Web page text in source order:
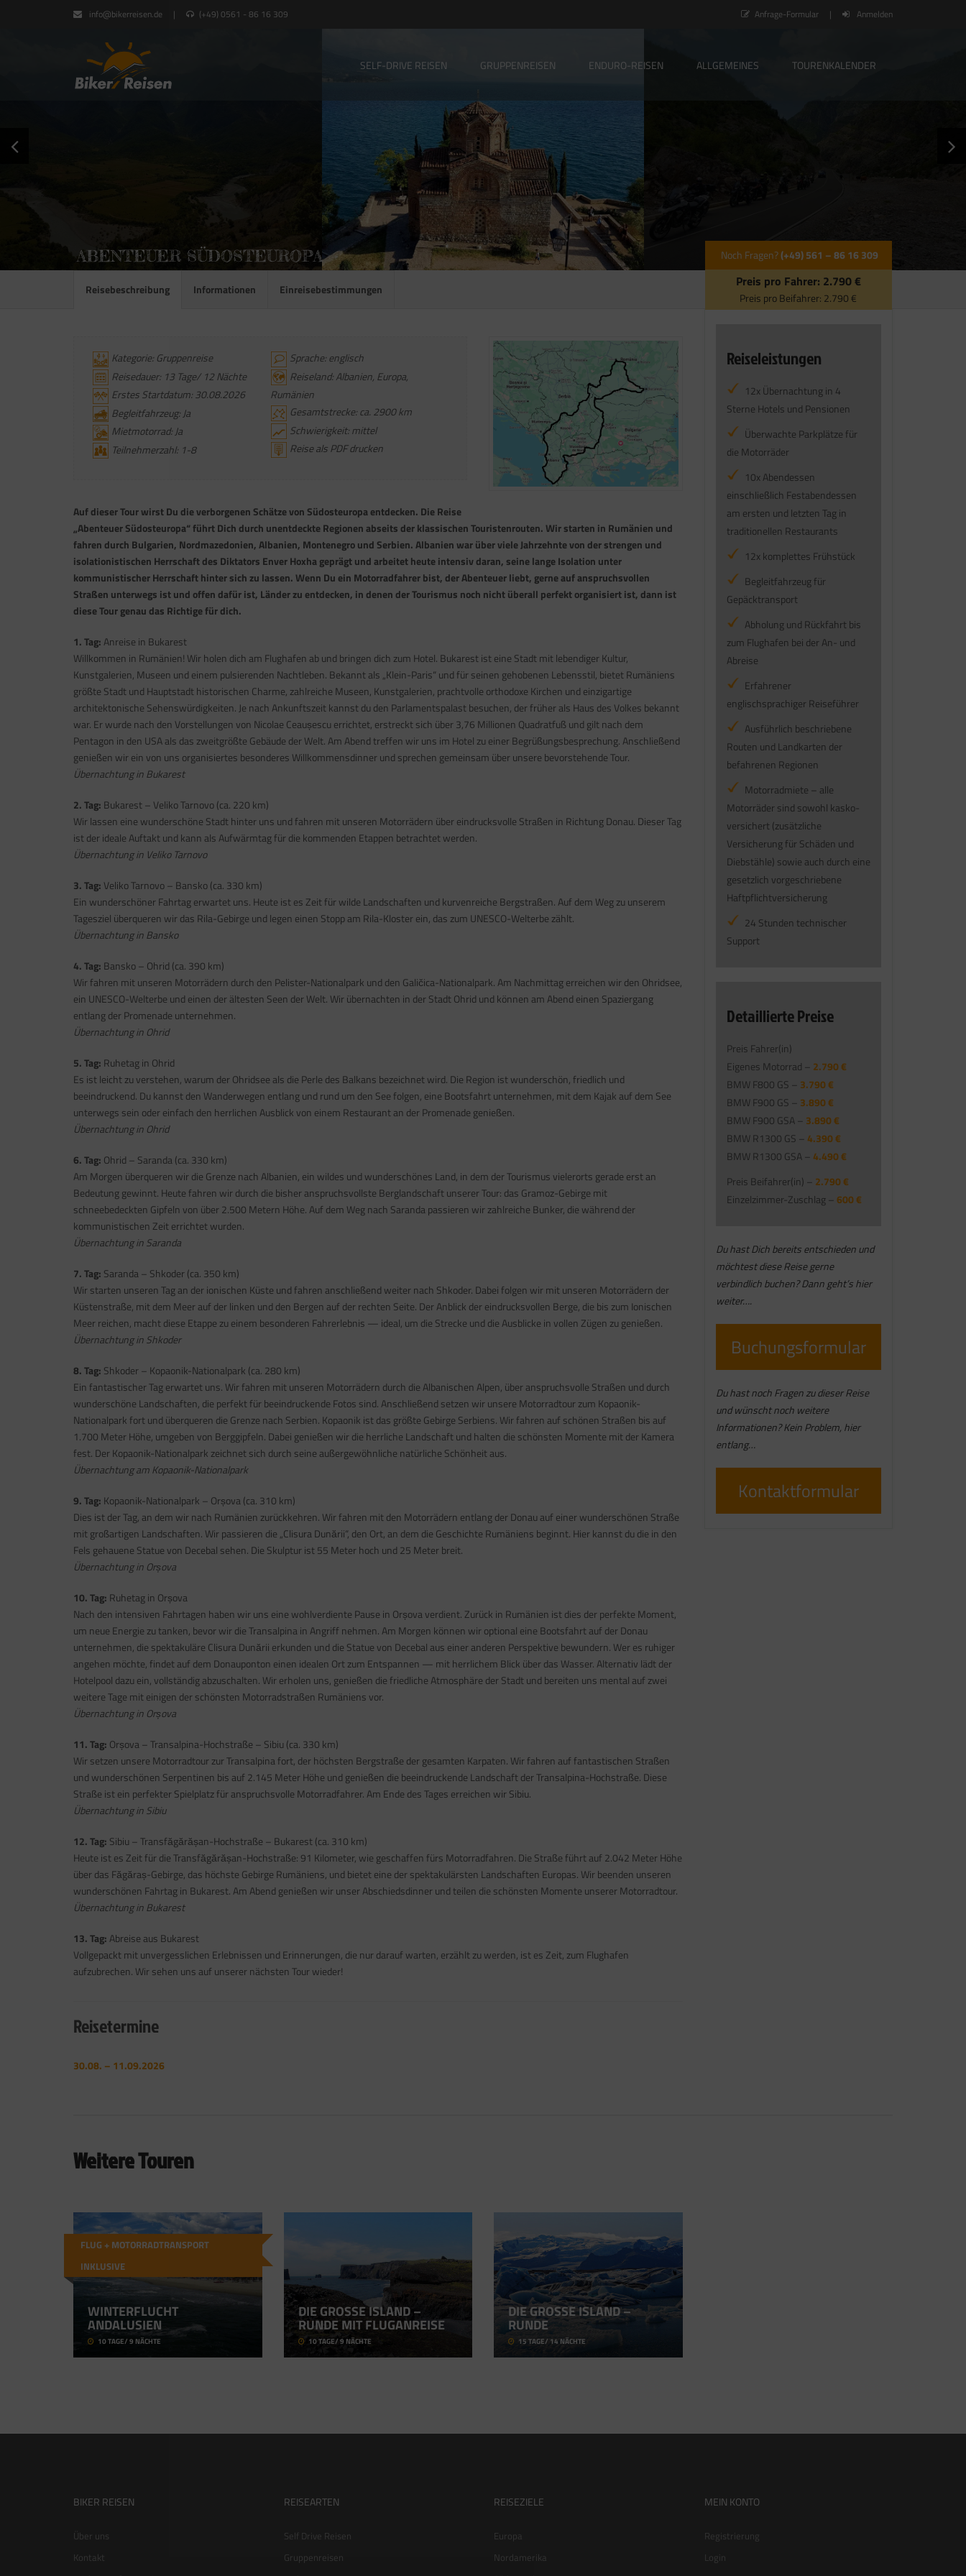
info@bikerreisen.de | (+49) 0561 - 86 16 309 Anfrage-Formular | Anmelden
SELF-DRIVE REISEN GRUPPENREISEN ENDURO-REISEN ALLGEMEINES TOURENKALENDER
ABENTEUER SÜDOSTEUROPA
Reisebeschreibung Informationen Einreisebestimmungen
Kategorie: Gruppenreise
Reisedauer: 13 Tage/ 12 Nächte
Erstes Startdatum: 30.08.2026
Begleitfahrzeug: Ja
Mietmotorrad: Ja
Teilnehmerzahl: 1-8
Sprache: englisch
Reiseland: Albanien, Europa,
Rumänien
Gesamtstrecke: ca. 2900 km
Schwierigkeit: mittel
Reise als PDF drucken
Auf dieser Tour wirst Du die verborgenen Schätze von Südosteuropa entdecken. Die Reise
„Abenteuer Südosteuropa“ führt Dich durch unentdeckte Regionen abseits der klassischen Touristenrouten. Wir starten in Rumänien und
fahren durch Bulgarien, Nordmazedonien, Albanien, Montenegro und Serbien. Albanien war über viele Jahrzehnte von der strengen und
isolationistischen Herrschaft des Diktators Enver Hoxha geprägt und arbeitet heute intensiv daran, seine lange Isolation unter
kommunistischer Herrschaft hinter sich zu lassen. Wenn Du ein Motorradfahrer bist, der Abenteuer liebt, gerne auf anspruchsvollen
Straßen unterwegs ist und offen dafür ist, Länder zu entdecken, in denen der Tourismus noch nicht überall perfekt organisiert ist, dann ist
diese Tour genau das Richtige für dich.
1. Tag:Anreise in Bukarest
Willkommen in Rumänien! Wir holen dich am Flughafen ab und bringen dich zum Hotel. Bukarest ist eine Stadt mit lebendiger Kultur,
Kunstgalerien, Museen und einem pulsierenden Nachtleben. Bekannt als „Klein-Paris“ und für seinen gehobenen Lebensstil, bietet Rumäniens
größte Stadt und Hauptstadt historischen Charme, zahlreiche Museen, Kunstgalerien, prachtvolle orthodoxe Kirchen und einzigartige
architektonische Sehenswürdigkeiten. Je nach Ankunftszeit kannst du den Parlamentspalast besuchen, der früher als Haus des Volkes bekannt
war. Er wurde nach den Vorstellungen von Nicolae Ceaușescu errichtet, erstreckt sich über 3,76 Millionen Quadratfuß und gilt nach dem
Pentagon in den USA als das zweitgrößte Gebäude der Welt. Am Abend treffen wir uns im Hotel zu einer Begrüßungsbesprechung. Anschließend
genießen wir ein von uns organisiertes besonderes Willkommensdinner und sprechen gemeinsam über unsere bevorstehende Tour.
Übernachtung in Bukarest
2. Tag: Bukarest – Veliko Tarnovo (ca. 220 km)
Wir lassen eine wunderschöne Stadt hinter uns und fahren mit unseren Motorrädern über eindrucksvolle Straßen in Richtung Donau. Dieser Tag
ist der ideale Auftakt und kann als Aufwärmtag für die kommenden Etappen betrachtet werden.
Übernachtung in Veliko Tarnovo
3. Tag: Veliko Tarnovo – Bansko (ca. 330 km)
Ein wunderschöner Fahrtag erwartet uns. Heute ist es Zeit für wilde Landschaften und kurvenreiche Bergstraßen. Auf dem Weg zu unserem
Tagesziel überqueren wir das Rila-Gebirge und legen einen Stopp am Rila-Kloster ein, das zum UNESCO-Welterbe zählt.
Übernachtung in Bansko
4. Tag: Bansko – Ohrid (ca. 390 km)
Wir fahren mit unseren Motorrädern durch den Pelister-Nationalpark und den Galičica-Nationalpark. Am Nachmittag erreichen wir den Ohridsee,
ein UNESCO-Welterbe und einen der ältesten Seen der Welt. Wir übernachten in der Stadt Ohrid und können am Abend einen Spaziergang
entlang der Promenade unternehmen.
Übernachtung in Ohrid
5. Tag: Ruhetag in Ohrid
Es ist leicht zu verstehen, warum der Ohridsee als die Perle des Balkans bezeichnet wird. Die Region ist wunderschön, friedlich und
beeindruckend. Du kannst den Wanderwegen entlang und rund um den See folgen, eine Bootsfahrt unternehmen, mit dem Kajak auf dem See
unterwegs sein oder einfach den herrlichen Ausblick von einem Restaurant an der Promenade genießen.
Übernachtung in Ohrid
6. Tag: Ohrid – Saranda (ca. 330 km)
Am Morgen überqueren wir die Grenze nach Albanien, ein wildes und wunderschönes Land, in dem der Tourismus vielerorts gerade erst an
Bedeutung gewinnt. Heute fahren wir durch die bisher anspruchsvollste Berglandschaft unserer Tour: das Gramoz-Gebirge mit
schneebedeckten Gipfeln von über 2.500 Metern Höhe. Auf dem Weg nach Saranda passieren wir zahlreiche Bunker, die während der
kommunistischen Zeit errichtet wurden.
Übernachtung in Saranda
7. Tag: Saranda – Shkoder (ca. 350 km)
Wir starten unseren Tag an der ionischen Küste und fahren anschließend weiter nach Shkoder. Dabei folgen wir mit unseren Motorrädern der
Küstenstraße, mit dem Meer auf der linken und den Bergen auf der rechten Seite. Der Anblick der eindrucksvollen Berge, die bis zum Ionischen
Meer reichen, macht diese Etappe zu einem besonderen Fahrerlebnis — ideal, um die Strecke und die Ausblicke in vollen Zügen zu genießen.
Übernachtung in Shkoder
8. Tag: Shkoder – Kopaonik-Nationalpark (ca. 280 km)
Ein fantastischer Tag erwartet uns. Wir fahren mit unseren Motorrädern durch die Albanischen Alpen, über anspruchsvolle Straßen und durch
wunderschöne Landschaften, die perfekt für beeindruckende Fotos sind. Anschließend setzen wir unsere Motorradtour zum Kopaonik-
Nationalpark fort und überqueren die Grenze nach Serbien. Kopaonik ist das größte Gebirge Serbiens. Wir fahren auf schönen Straßen bis auf
1.700 Meter Höhe, umgeben von Berggipfeln. Dabei genießen wir die herrliche Landschaft und halten die schönsten Momente mit der Kamera
fest. Der Kopaonik-Nationalpark zeichnet sich durch seine außergewöhnliche natürliche Schönheit aus.
Übernachtung am Kopaonik-Nationalpark
9. Tag: Kopaonik-Nationalpark – Orșova (ca. 310 km)
Dies ist der Tag, an dem wir nach Rumänien zurückkehren. Wir fahren mit den Motorrädern entlang der Donau auf einer wunderschönen Straße
mit großartigen Landschaften. Wir passieren die „Clisura Dunării“, den Ort, an dem die Geschichte Rumäniens beginnt. Hier kannst du die in den
Fels gehauene Statue von Decebal sehen. Die Skulptur ist 55 Meter hoch und 25 Meter breit.
Übernachtung in Orșova
10. Tag: Ruhetag in Orșova
Nach den intensiven Fahrtagen haben wir uns eine wohlverdiente Pause in Orșova verdient. Zurück in Rumänien ist dies der perfekte Moment,
um neue Energie zu tanken, bevor wir die Transalpina in Angriff nehmen. Am Morgen können wir optional eine Bootsfahrt auf der Donau
unternehmen, die spektakuläre Clisura Dunării erkunden und die Statue von Decebal aus einer anderen Perspektive bewundern. Wer es ruhiger
angehen möchte, findet auf dem Donauponton einen idealen Ort zum Entspannen — mit herrlichem Blick über das Wasser. Alternativ lädt der
Hotelpool dazu ein, vollständig abzuschalten. Wir erholen uns, genießen die friedliche Atmosphäre der Stadt und bereiten uns mental auf zwei
weitere Tage mit einigen der schönsten Motorradstraßen Rumäniens vor.
Übernachtung in Orșova
11. Tag: Orșova – Transalpina-Hochstraße – Sibiu (ca. 330 km)
Wir setzen unsere Motorradtour zur Transalpina fort, der höchsten Bergstraße der gesamten Karpaten. Wir fahren auf fantastischen Straßen
und wunderschönen Serpentinen bis auf 2.145 Meter Höhe und genießen die beeindruckende Landschaft der Transalpina-Hochstraße. Diese
Straße ist ein perfekter Spielplatz für anspruchsvolle Motorradfahrer. Am Ende des Tages erreichen wir Sibiu.
Übernachtung in Sibiu
12. Tag: Sibiu – Transfăgărășan-Hochstraße – Bukarest (ca. 310 km)
Heute ist es Zeit für die Transfăgărășan-Hochstraße: 91 Kilometer, wie geschaffen fürs Motorradfahren. Die Straße führt auf 2.042 Meter Höhe
über das Făgăraș-Gebirge, das höchste Gebirge Rumäniens, und bietet eine der spektakulärsten Landschaften Europas. Wir beenden unseren
wunderschönen Fahrtag in Bukarest. Am Abend genießen wir unser Abschiedsdinner und teilen die schönsten Momente unserer Motorradtour.
Übernachtung in Bukarest
13. Tag:Abreise aus Bukarest
Vollgepackt mit unvergesslichen Erlebnissen und Erinnerungen, die nur darauf warten, erzählt zu werden, ist es Zeit, zum Flughafen
aufzubrechen. Wir sehen uns auf unserer nächsten Tour wieder!
Reisetermine
30.08. – 11.09.2026
Noch Fragen?(+49) 561 – 86 16 309
Preis pro Fahrer: 2.790 €
Preis pro Beifahrer: 2.790 €
Reiseleistungen
12x Übernachtung in 4
Sterne Hotels und Pensionen
Überwachte Parkplätze für
die Motorräder
10x Abendessen
einschließlich Festabendessen
am ersten und letzten Tag in
traditionellen Restaurants
12x komplettes Frühstück
Begleitfahrzeug für
Gepäcktransport
Abholung und Rückfahrt bis
zum Flughafen bei der An- und
Abreise
Erfahrener
englischsprachiger Reiseführer
Ausführlich beschriebene
Routen und Landkarten der
befahrenen Regionen
Motorradmiete – alle
Motorräder sind sowohl kasko-
versichert (zusätzliche
Versicherung für Schäden und
Diebstähle) sowie auch durch eine
gesetzlich vorgeschriebene
Haftpflichtversicherung
24 Stunden technischer
Support
Detaillierte Preise
Preis Fahrer(in)
Eigenes Motorrad – 2.790 €
BMW F800 GS – 3.790 €
BMW F900 GS – 3.890 €
BMW F900 GSA – 3.890 €
BMW R1300 GS –4.390 €
BMW R1300 GSA –4.490 €
Preis Beifahrer(in) – 2.790 €
Einzelzimmer-Zuschlag –600 €
Du hast Dich bereits entschieden und
möchtest diese Reise gerne
verbindlich buchen? Dann geht’s hier
weiter….
Buchungsformular
Du hast noch Fragen zu dieser Reise
und wünscht noch weitere
Informationen? Kein Problem, hier
entlang…
Kontaktformular
Weitere Touren
FLUG + MOTORRADTRANSPORT
INKLUSIVE
WINTERFLUCHT
ANDALUSIEN
10 TAGE/ 9 NÄCHTE
DIE GROSSE ISLAND – R
UNDE MIT FLUGANREISE
10 TAGE/ 9 NÄCHTE
DIE GROSSE ISLAND – R
UNDE
15 TAGE/ 14 NÄCHTE
BIKER REISEN
Über uns
Kontakt
REISEARTEN
Self Drive Reisen
Gruppenreisen
REISEZIELE
Europa
Nordamerika
MEIN KONTO
Registrierung
Login